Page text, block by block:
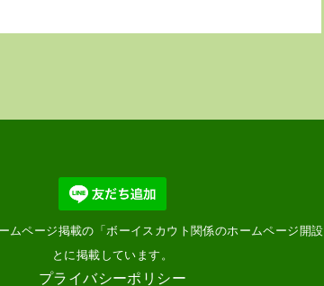
ムページ掲載の「ボーイスカウト関係のホームページ開設
とに掲載しています。
プライバシーポリシー